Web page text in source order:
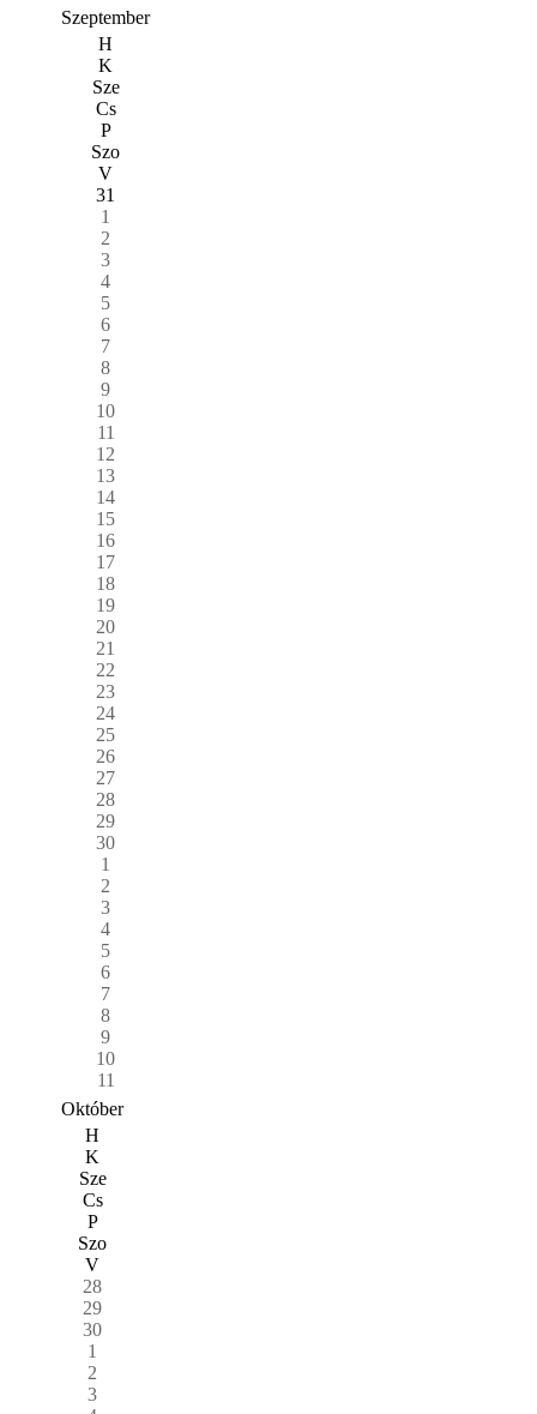
Szeptember
H
K
Sze
Cs
P
Szo
V
31
1
2
3
4
5
6
7
8
9
10
11
12
13
14
15
16
17
18
19
20
21
22
23
24
25
26
27
28
29
30
1
2
3
4
5
6
7
8
9
10
11
Október
H
K
Sze
Cs
P
Szo
V
28
29
30
1
2
3